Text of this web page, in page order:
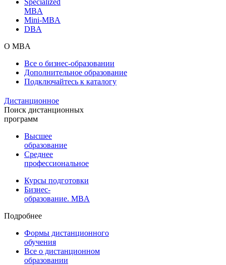
MBA
Mini-MBA
DBA
О MBA
Все о бизнес-образовании
Дополнительное образование
Подключайтесь к каталогу
Дистанционное
Поиск дистанционных
программ
Высшее
образование
Среднее
профессиональное
Курсы подготовки
Бизнес-
образование. MBA
Подробнее
Формы дистанционного
обучения
Все о дистанционном
образовании